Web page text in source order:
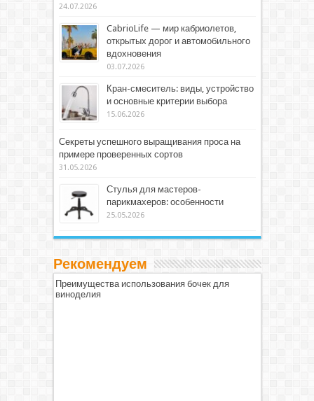
24.07.2026
CabrioLife — мир кабриолетов,
открытых дорог и автомобильного
вдохновения
03.07.2026
Кран-смеситель: виды, устройство
и основные критерии выбора
15.06.2026
Секреты успешного выращивания проса на
примере проверенных сортов
31.05.2026
Стулья для мастеров-
парикмахеров: особенности
25.05.2026
Рекомендуем
Преимущества использования бочек для
виноделия